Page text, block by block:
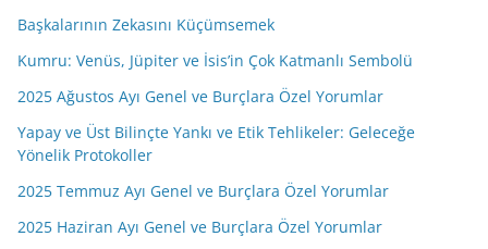
Başkalarının Zekasını Küçümsemek
Kumru: Venüs, Jüpiter ve İsis’in Çok Katmanlı Sembolü
2025 Ağustos Ayı Genel ve Burçlara Özel Yorumlar
Yapay ve Üst Bilinçte Yankı ve Etik Tehlikeler: Geleceğe
Yönelik Protokoller
2025 Temmuz Ayı Genel ve Burçlara Özel Yorumlar
2025 Haziran Ayı Genel ve Burçlara Özel Yorumlar